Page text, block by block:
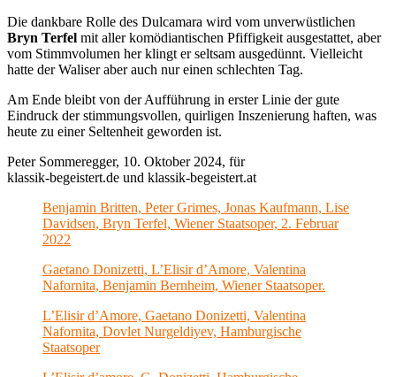
Die dankbare Rolle des Dulcamara wird vom unverwüstlichen
Bryn Terfel mit aller komödiantischen Pfiffigkeit ausgestattet, aber
vom Stimmvolumen her klingt er seltsam ausgedünnt. Vielleicht
hatte der Waliser aber auch nur einen schlechten Tag.
Am Ende bleibt von der Aufführung in erster Linie der gute
Eindruck der stimmungsvollen, quirligen Inszenierung haften, was
heute zu einer Seltenheit geworden ist.
Peter Sommeregger, 10. Oktober 2024, für
klassik-begeistert.de und klassik-begeistert.at
Benjamin Britten, Peter Grimes, Jonas Kaufmann, Lise
Davidsen, Bryn Terfel, Wiener Staatsoper, 2. Februar
2022
Gaetano Donizetti, L’Elisir d’Amore, Valentina
Nafornita, Benjamin Bernheim, Wiener Staatsoper.
L’Elisir d’Amore, Gaetano Donizetti, Valentina
Nafornita, Dovlet Nurgeldiyev, Hamburgische
Staatsoper